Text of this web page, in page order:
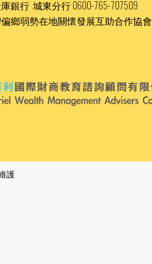
銀行 城東分行 0600-765-707509
鄉弱勢在地關懷發展互助合作協會
護